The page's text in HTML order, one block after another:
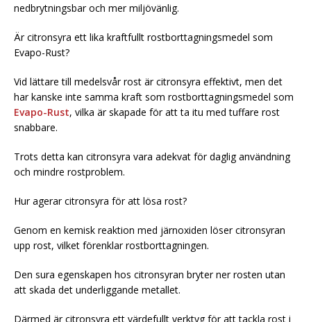
nedbrytningsbar och mer miljövänlig.
Är citronsyra ett lika kraftfullt rostborttagningsmedel som
Evapo-Rust?
Vid lättare till medelsvår rost är citronsyra effektivt, men det
har kanske inte samma kraft som rostborttagningsmedel som
Evapo-Rust, vilka är skapade för att ta itu med tuffare rost
snabbare.
Trots detta kan citronsyra vara adekvat för daglig användning
och mindre rostproblem.
Hur agerar citronsyra för att lösa rost?
Genom en kemisk reaktion med järnoxiden löser citronsyran
upp rost, vilket förenklar rostborttagningen.
Den sura egenskapen hos citronsyran bryter ner rosten utan
att skada det underliggande metallet.
Därmed är citronsyra ett värdefullt verktyg för att tackla rost i